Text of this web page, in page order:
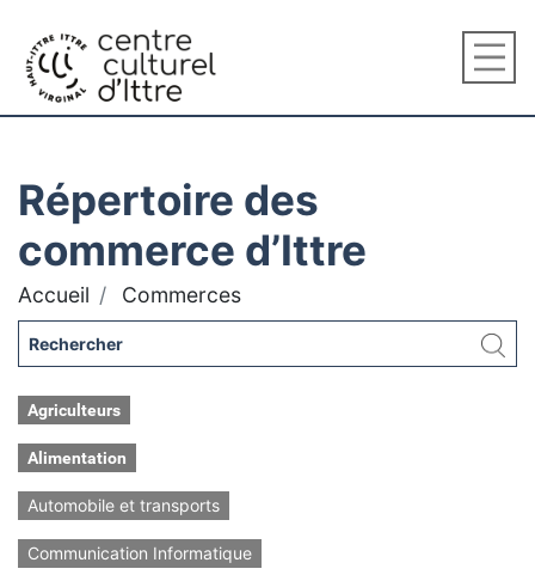
Répertoire des
commerce d’Ittre
Accueil Commerces
Agriculteurs
Alimentation
Automobile et transports
Communication Informatique